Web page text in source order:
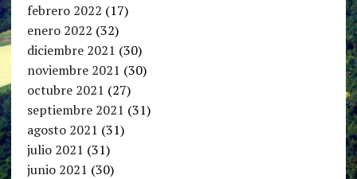
febrero 2022 (17)
enero 2022 (32)
diciembre 2021 (30)
noviembre 2021 (30)
octubre 2021 (27)
septiembre 2021 (31)
agosto 2021 (31)
julio 2021 (31)
junio 2021 (30)